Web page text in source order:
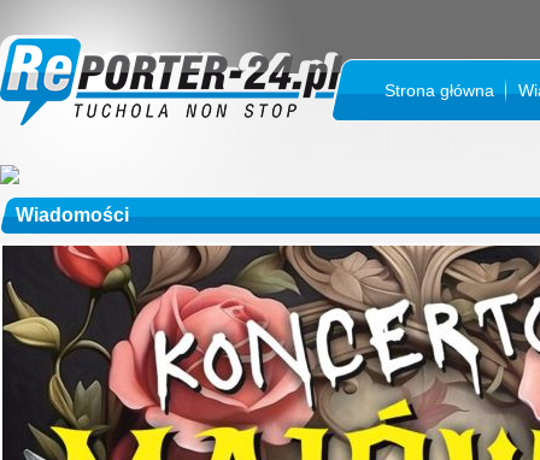
Strona główna
Wiadomości